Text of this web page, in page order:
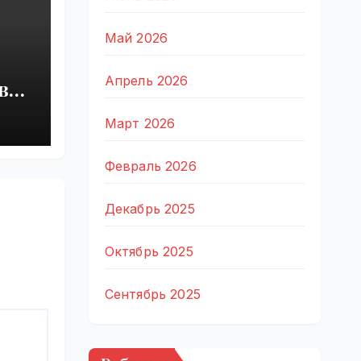
Май 2026
Апрель 2026
Март 2026
Февраль 2026
Декабрь 2025
Октябрь 2025
Сентябрь 2025